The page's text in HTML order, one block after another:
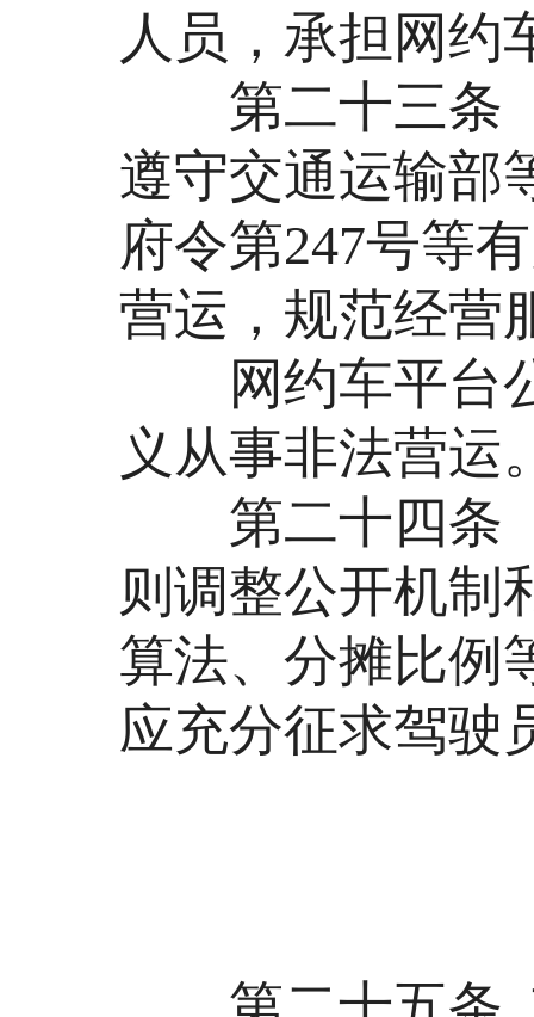
人员，承担网约
第二十三条
遵守交通运输部
府令第247号等
营运，规范经营
网约车平台公
义从事非法营运
第二十四条
则调整公开机制
算法、分摊比例
应充分征求驾驶